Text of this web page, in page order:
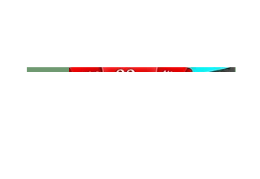
Neu